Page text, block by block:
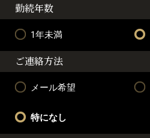
勤続年数
1年未満
ご連絡方法
メール希望
特になし